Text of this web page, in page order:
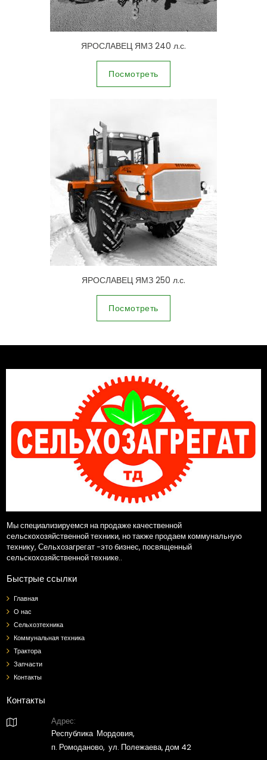
ЯРОСЛАВЕЦ ЯМЗ 240 л.с.
Посмотреть
ЯРОСЛАВЕЦ ЯМЗ 250 л.с.
Посмотреть
Мы специализируемся на продаже качественной
сельскохозяйственной техники, но также продаем коммунальную
технику, Сельхозагрегат -это бизнес, посвященный
сельскохозяйственной технике..
Быстрые ссылки
Главная
О нас
Сельхозтехника
Коммунальная техника
Трактора
Запчасти
Контакты
Контакты

Адрес:
Республика Мордовия,
п. Ромоданово, ул. Полежаева, дом 42